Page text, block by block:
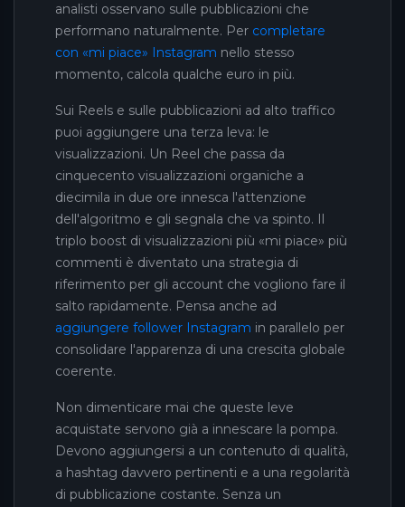
analisti osservano sulle pubblicazioni che
performano naturalmente. Per completare
con «mi piace» Instagram nello stesso
momento, calcola qualche euro in più.
Sui Reels e sulle pubblicazioni ad alto traffico
puoi aggiungere una terza leva: le
visualizzazioni. Un Reel che passa da
cinquecento visualizzazioni organiche a
diecimila in due ore innesca l'attenzione
dell'algoritmo e gli segnala che va spinto. Il
triplo boost di visualizzazioni più «mi piace» più
commenti è diventato una strategia di
riferimento per gli account che vogliono fare il
salto rapidamente. Pensa anche ad
aggiungere follower Instagram in parallelo per
consolidare l'apparenza di una crescita globale
coerente.
Non dimenticare mai che queste leve
acquistate servono già a innescare la pompa.
Devono aggiungersi a un contenuto di qualità,
a hashtag davvero pertinenti e a una regolarità
di pubblicazione costante. Senza un